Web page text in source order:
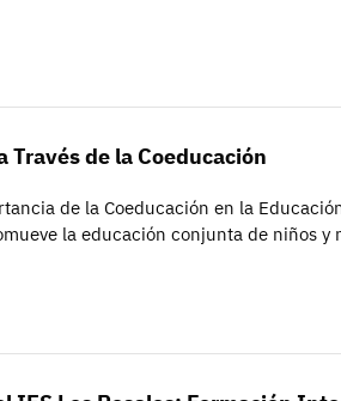
de la Coeducación
de la Coeducación en la
la educación conjunta de niños y